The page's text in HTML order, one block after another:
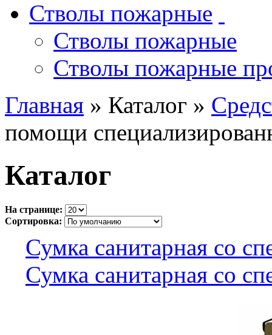
Стволы пожарные
Стволы пожарные
Стволы пожарные
Главная » Каталог »
помощи
Каталог
На странице:
Сортировка:
Сумка санитарная со
Сумка санитарная со